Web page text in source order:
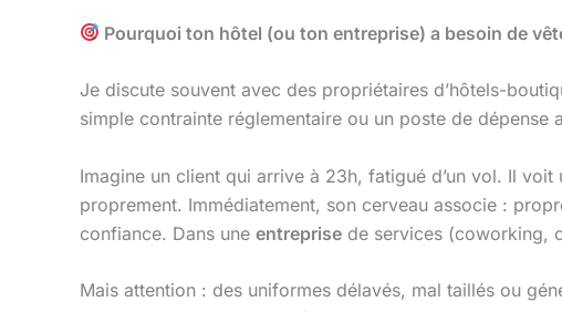
Pourquoi ton hôtel (ou ton entreprise) a besoin de
Je discute souvent avec des propriétaires d’hôtels-
simple contrainte réglementaire ou un poste de dépense
Imagine un client qui arrive à 23h, fatigué d’un vol. Il voit
proprement. Immédiatement, son cerveau associe :
confiance. Dans une entreprise de services (coworking,
Mais attention : des uniformes délavés, mal taillés ou